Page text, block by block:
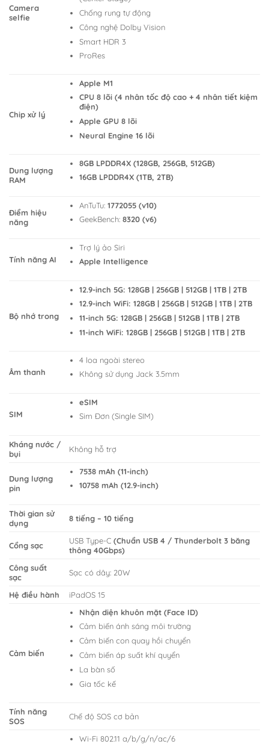
Camera
selfie
Chống rung tự động
Công nghệ Dolby Vision
Smart HDR 3
ProRes
Chip xử lý
Apple M1
CPU 8 lõi (4 nhân tốc độ cao + 4 nhân tiết kiệm
điện)
Apple GPU 8 lõi
Neural Engine 16 lõi
Dung lượng
RAM
8GB LPDDR4X (128GB, 256GB, 512GB)
16GB LPDDR4X (1TB, 2TB)
Điểm hiệu
năng
AnTuTu:1772055 (v10)
GeekBench:8320 (v6)
Tính năng AI
Trợ lý ảo Siri
Apple Intelligence
Bộ nhớ trong
12.9-inch 5G: 128GB | 256GB | 512GB | 1TB | 2TB
12.9-inch WiFi: 128GB | 256GB | 512GB | 1TB | 2TB
11-inch 5G: 128GB | 256GB | 512GB | 1TB | 2TB
11-inch WiFi: 128GB | 256GB | 512GB | 1TB | 2TB
Âm thanh
4 loa ngoài stereo
Không sử dụng Jack 3.5mm
SIM
eSIM
Sim Đơn (Single SIM)
Kháng nước /
bụi
Không hỗ trợ
Dung lượng
pin
7538 mAh (11-inch)
10758 mAh (12.9-inch)
Thời gian sử
dụng
8 tiếng – 10 tiếng
Cổng sạc USB Type-C(Chuẩn USB 4 / Thunderbolt 3 băng
thông 40Gbps)
Công suất
sạc
Sạc có dây: 20W
Hệ điều hành iPadOS 15
Cảm biến
Nhận diện khuôn mặt (Face ID)
Cảm biến ánh sáng môi trường
Cảm biến con quay hồi chuyển
Cảm biến áp suất khí quyển
La bàn số
Gia tốc kế
Tính năng
SOS
Chế độ SOS cơ bản
Wi-Fi 802.11 a/b/g/n/ac/6